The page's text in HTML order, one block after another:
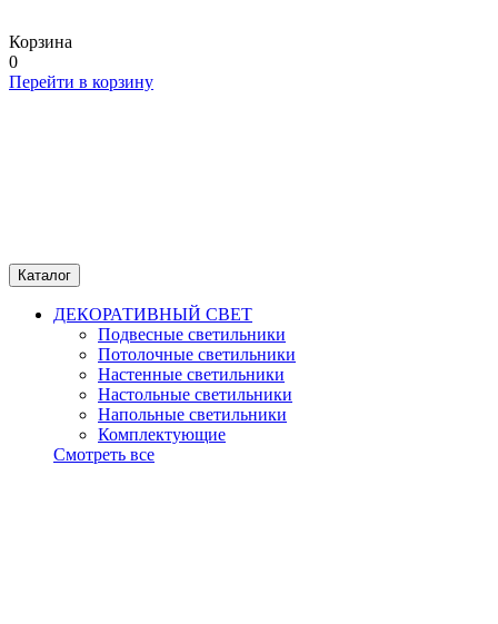
Корзина
0
Перейти в корзину
Каталог
ДЕКОРАТИВНЫЙ СВЕТ
Подвесные светильники
Потолочные светильники
Настенные светильники
Настольные светильники
Напольные светильники
Комплектующие
Смотреть все